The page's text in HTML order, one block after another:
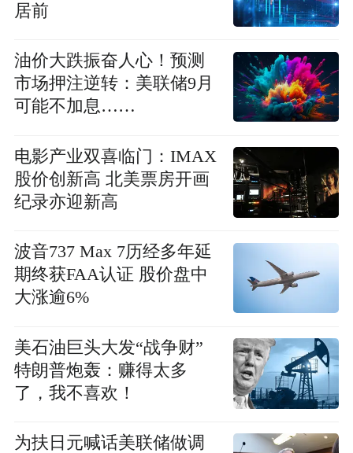
居前
油价大跌振奋人心！预测
市场押注逆转：美联储9月
可能不加息……
电影产业双喜临门：IMAX
股价创新高 北美票房开画
纪录亦迎新高
波音737 Max 7历经多年延
期终获FAA认证 股价盘中
大涨逾6%
美石油巨头大发“战争财”
特朗普炮轰：赚得太多
了，我不喜欢！
为扶日元喊话美联储做调